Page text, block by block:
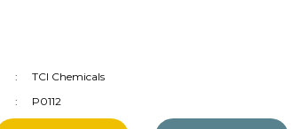
TCI Chemicals
P0112